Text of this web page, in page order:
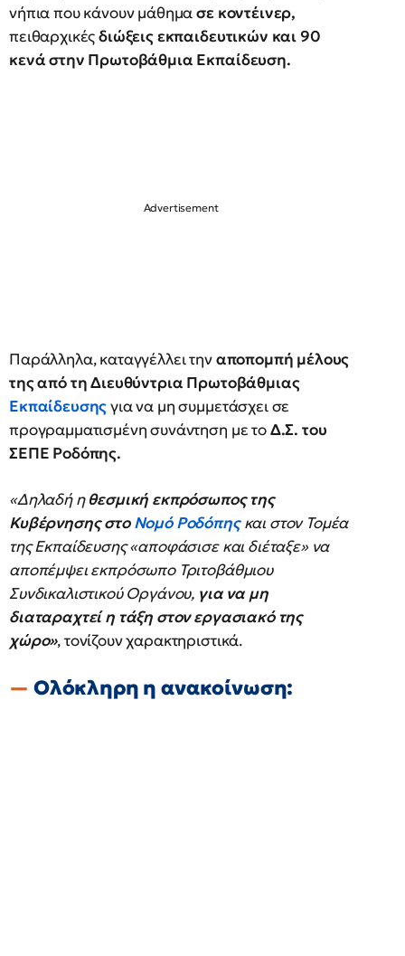
νήπια που κάνουν μάθημασε κοντέινερ,
πειθαρχικέςδιώξεις εκπαιδευτικών και 90
κενά στην Πρωτοβάθμια Εκπαίδευση.
Παράλληλα, καταγγέλλει τηναποπομπή μέλους
της από τη Διευθύντρια Πρωτοβάθμιας
Εκπαίδευσηςγια να μη συμμετάσχει σε
προγραμματισμένη συνάντηση με τοΔ.Σ. του
ΣΕΠΕ Ροδόπης.
«Δηλαδή ηθεσμική εκπρόσωπος της
Κυβέρνησης στοΝομό Ροδόπηςκαι στον Τομέα
της Εκπαίδευσης «αποφάσισε και διέταξε» να
αποπέμψει εκπρόσωπο Τριτοβάθμιου
Συνδικαλιστικού Οργάνου, για να μη
διαταραχτεί η τάξη στον εργασιακό της
χώρο», τονίζουν χαρακτηριστικά.
Ολόκληρη η ανακοίνωση: